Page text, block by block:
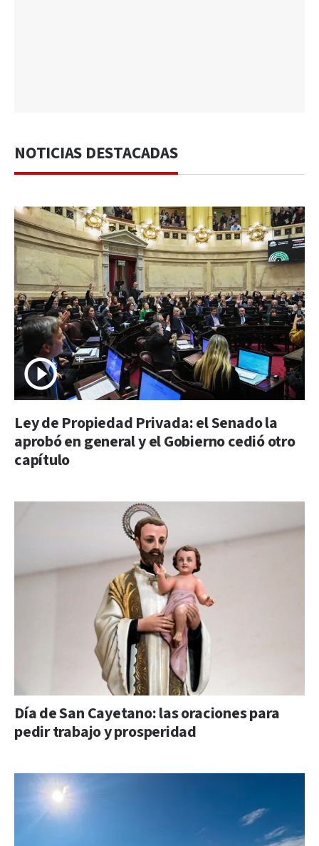
NOTICIAS DESTACADAS
Ley de Propiedad Privada: el Senado la
aprobó en general y el Gobierno cedió otro
capítulo
Día de San Cayetano: las oraciones para
pedir trabajo y prosperidad